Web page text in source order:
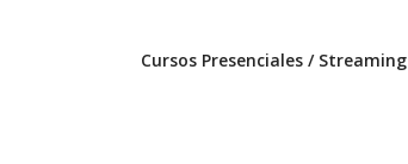
Cursos Presenciales / Streaming